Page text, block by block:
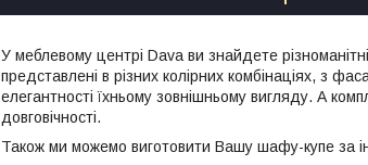
У меблевому центрі Dava ви знайдете
представлені в різних колірних комбінаціях, з
елегантності їхньому зовнішньому вигляду. А
довговічності.
Також ми можемо виготовити Вашу шафу-купе за